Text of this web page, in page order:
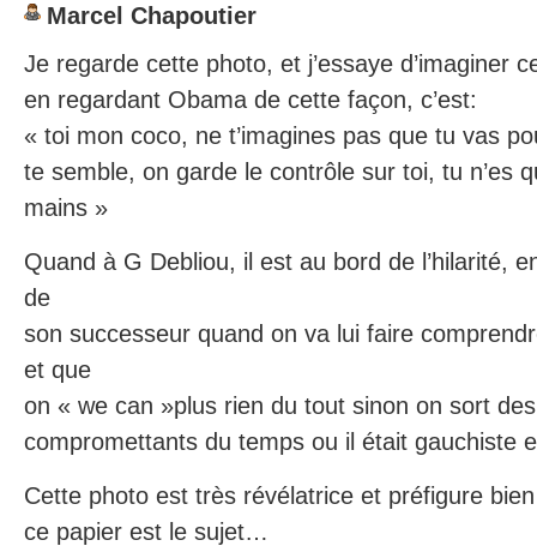
Marcel Chapoutier
Je regarde cette photo, et j’essaye d’imaginer
en regardant Obama de cette façon, c’est:
« toi mon coco, ne t’imagines pas que tu vas
te semble, on garde le contrôle sur toi, tu n’es
mains »
Quand à G Debliou, il est au bord de l’hilarité,
de
son successeur quand on va lui faire
et que
on « we can »plus rien du tout sinon on sort
compromettants du temps ou il était gauchiste
Cette photo est très révélatrice et préfigure
ce papier est le sujet…